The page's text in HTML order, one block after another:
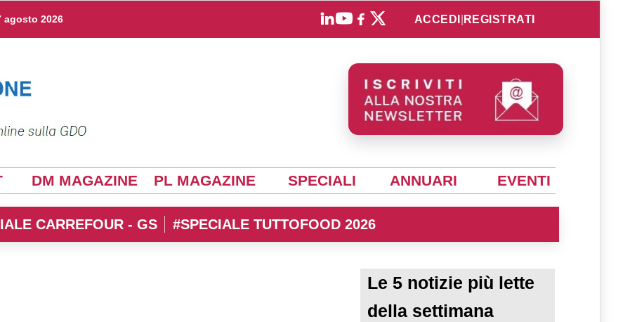
agosto 2026 ACCEDI REGISTRATI
DM MAGAZINE PL MAGAZINE SPECIALI ANNUARI EVENTI
CARREFOUR - GS #SPECIALE TUTTOFOOD 2026
Le 5 notizie più lette
della settimana